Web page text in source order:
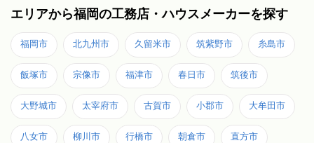
エリアから福岡の工務店・ハウスメーカーを探す
福岡市 北九州市 久留米市 筑紫野市 糸島市
飯塚市 宗像市 福津市 春日市 筑後市
大野城市 太宰府市 古賀市 小郡市 大牟田市
八女市 柳川市 行橋市 朝倉市 直方市